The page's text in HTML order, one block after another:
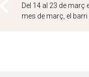
Del 14 al 23 de març
mes de març, el barri